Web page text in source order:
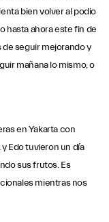
bien volver al podio
hasta ahora este fin de
seguir mejorando y
mañana lo mismo, o
en Yakarta con
Edo tuvieron un día
sus frutos. Es
mientras nos